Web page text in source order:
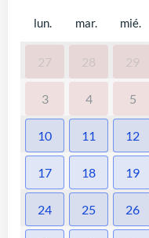
lun. mar. mié.
27 28 29
3 4 5
10 11 12
17 18 19
24 25 26